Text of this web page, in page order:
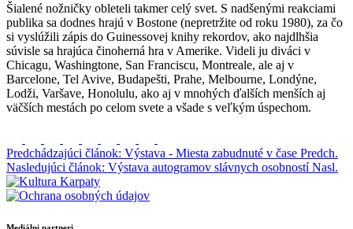
Šialené nožničky obleteli takmer celý svet. S nadšenými reakciami
publika sa dodnes hrajú v Bostone (nepretržite od roku 1980), za čo
si vyslúžili zápis do Guinessovej knihy rekordov, ako najdlhšia
súvisle sa hrajúca činoherná hra v Amerike. Videli ju diváci v
Chicagu, Washingtone, San Franciscu, Montreale, ale aj v
Barcelone, Tel Avive, Budapešti, Prahe, Melbourne, Londýne,
Lodži, Varšave, Honolulu, ako aj v mnohých ďalších menších aj
väčších mestách po celom svete a všade s veľkým úspechom.
Predchádzajúci článok: Výstava - Miesta zabudnuté v čase Predch.
Nasledujúci článok: Výstava autogramov slávnych osobnostíNasl.